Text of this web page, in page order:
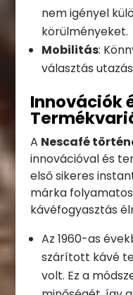
nem igényel
körülményeket.
Mobilitás:
választás
Innovációk
A Nescafé
innovációval és
első sikeres
márka
kávéfogyasztás
Az 1960-as
szárított kávé
volt. Ez a